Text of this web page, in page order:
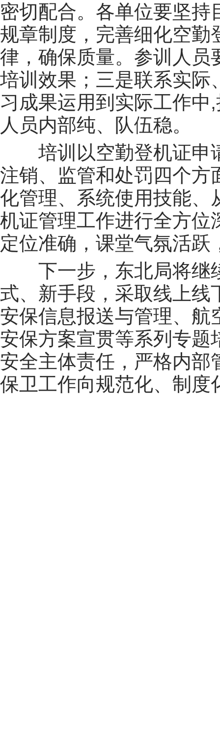
密切配合。各单位要坚
规章制度，完善细化空勤
律，确保质量。参训人员
培训效果；三是联系实际
习成果运用到实际工作
人员内部纯、队伍稳。
培训以空勤登机证申
注销、监管和处罚四个方
化管理、系统使用技能、
机证管理工作进行全方位
定位准确，课堂气氛活
下一步，东北局将继
式、新手段，采取线上线
安保信息报送与管理、航
安保方案宣贯等系列专题
安全主体责任，严格内部
保卫工作向规范化、制度